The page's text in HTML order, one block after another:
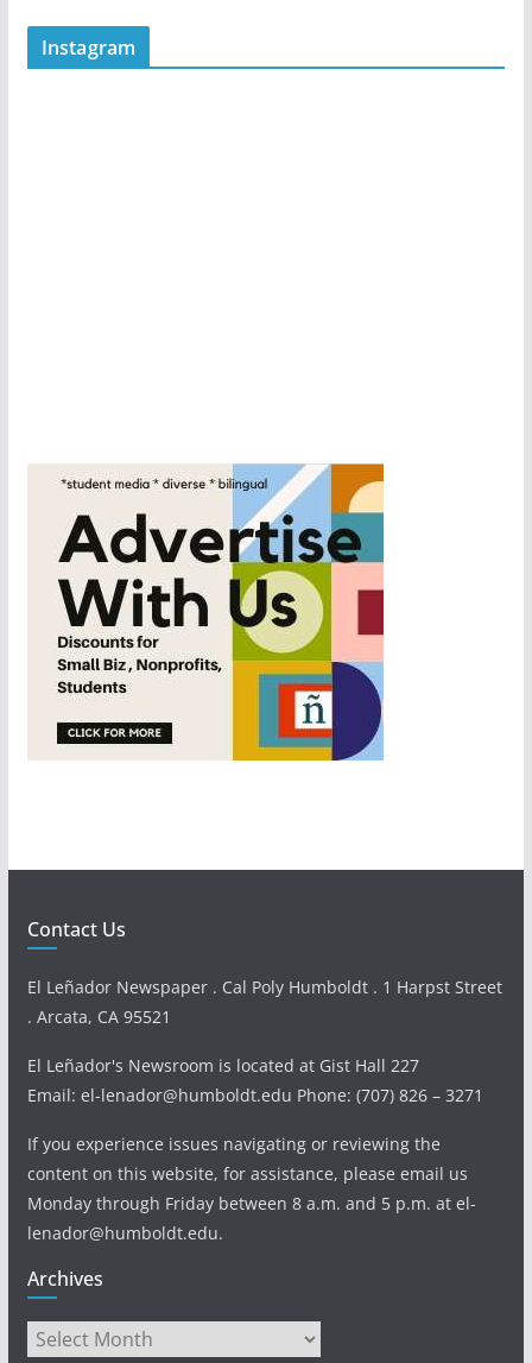
Instagram
Contact Us
El Leñador Newspaper . Cal Poly Humboldt . 1 Harpst Street
. Arcata, CA 95521
El Leñador's Newsroom is located at Gist Hall 227
Email: el-lenador@humboldt.edu Phone: (707) 826 – 3271
If you experience issues navigating or reviewing the
content on this website, for assistance, please email us
Monday through Friday between 8 a.m. and 5 p.m. at el-
lenador@humboldt.edu.
Archives
Archives